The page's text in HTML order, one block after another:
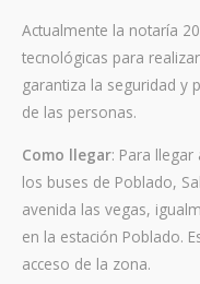
Actualmente la notaría
tecnológicas para
garantiza la seguridad y
de las personas.
Como llegar: Para
los buses de Poblado,
avenida las vegas,
en la estación Poblado.
acceso de la zona.